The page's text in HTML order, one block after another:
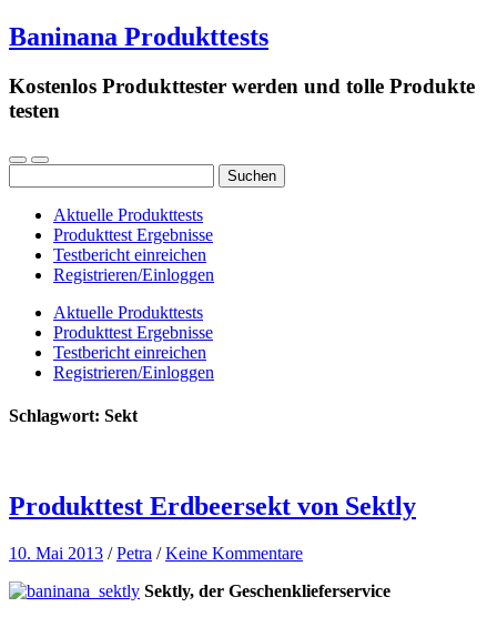
Baninana Produkttests
Kostenlos Produkttester werden und tolle Produkte
testen
nach:
Aktuelle Produkttests
Produkttest Ergebnisse
Testbericht einreichen
Registrieren/Einloggen
Aktuelle Produkttests
Produkttest Ergebnisse
Testbericht einreichen
Registrieren/Einloggen
Schlagwort: Sekt
Produkttest Erdbeersekt von Sektly
10. Mai 2013 /Petra /Keine Kommentare
Sektly, der Geschenklieferservice